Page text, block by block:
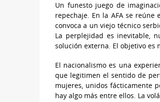
Un funesto juego de
repechaje. En la AFA se
convoca a un viejo técnico
La perplejidad es inevitable,
solución externa. El objetivo
El nacionalismo es una
que legitimen el sentido de
mujeres, unidos fácticamente
hay algo más entre ellos. La